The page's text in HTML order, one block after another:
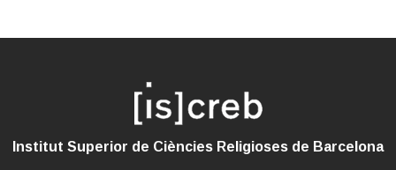
Institut Superior de Ciències Religioses de Barcelona